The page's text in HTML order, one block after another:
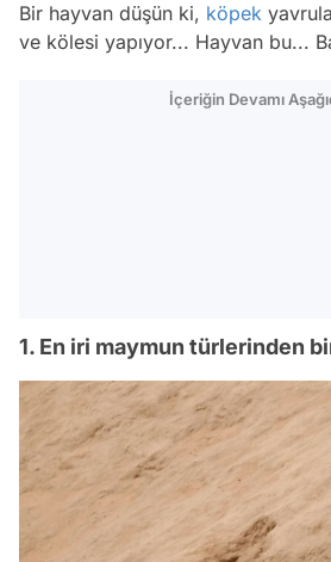
Bir hayvan düşün ki, köpek
ve kölesi yapıyor... Hayvan bu...
İçeriğin Devamı
1. En iri maymun türlerinden